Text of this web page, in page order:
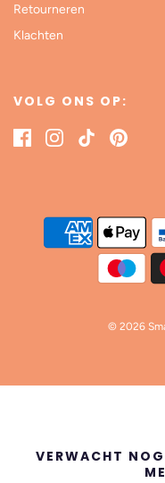
Retourneren
Klachten
VOLG ONS OP:
© 2026
VERWACHT